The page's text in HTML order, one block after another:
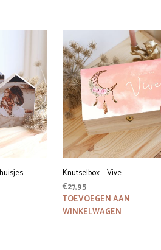
Knutselbox – Vive
€27,95
TOEVOEGEN AAN
WINKELWAGEN